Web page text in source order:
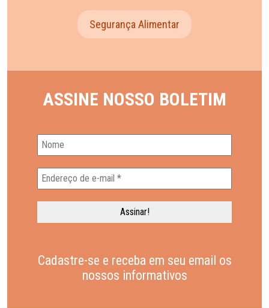
Segurança Alimentar
ASSINE NOSSO BOLETIM
Cadastre-se e receba em seu email os
nossos informativos